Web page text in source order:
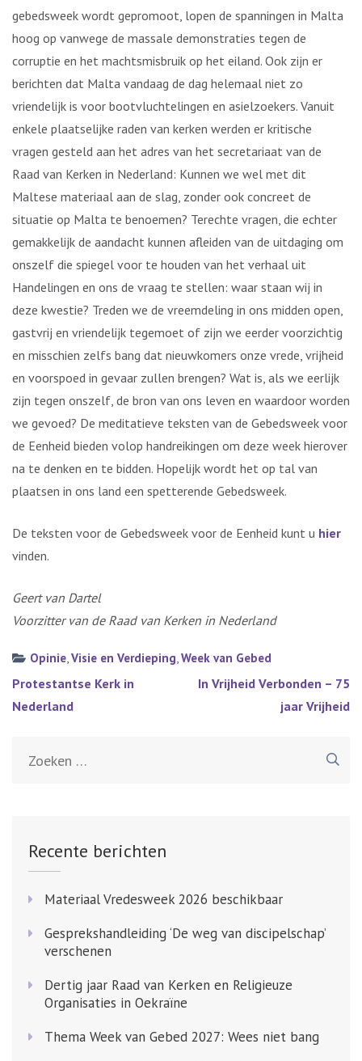
gebedsweek wordt gepromoot, lopen de spanningen in Malta
hoog op vanwege de massale demonstraties tegen de
corruptie en het machtsmisbruik op het eiland. Ook zijn er
berichten dat Malta vandaag de dag helemaal niet zo
vriendelijk is voor bootvluchtelingen en asielzoekers. Vanuit
enkele plaatselijke raden van kerken werden er kritische
vragen gesteld aan het adres van het secretariaat van de
Raad van Kerken in Nederland: Kunnen we wel met dit
Maltese materiaal aan de slag, zonder ook concreet de
situatie op Malta te benoemen? Terechte vragen, die echter
gemakkelijk de aandacht kunnen afleiden van de uitdaging om
onszelf die spiegel voor te houden van het verhaal uit
Handelingen en ons de vraag te stellen: waar staan wij in
deze kwestie? Treden we de vreemdeling in ons midden open,
gastvrij en vriendelijk tegemoet of zijn we eerder voorzichtig
en misschien zelfs bang dat nieuwkomers onze vrede, vrijheid
en voorspoed in gevaar zullen brengen? Wat is, als we eerlijk
zijn tegen onszelf, de bron van ons leven en waardoor worden
we gevoed? De meditatieve teksten van de Gebedsweek voor
de Eenheid bieden volop handreikingen om deze week hierover
na te denken en te bidden. Hopelijk wordt het op tal van
plaatsen in ons land een spetterende Gebedsweek.
De teksten voor de Gebedsweek voor de Eenheid kunt u hier
vinden.
Geert van Dartel
Voorzitter van de Raad van Kerken in Nederland
Opinie,Visie en Verdieping,Week van Gebed
Bericht
navigatie
Protestantse Kerk in
Nederland
In Vrijheid Verbonden – 75
jaar Vrijheid
Recente berichten
Materiaal Vredesweek 2026 beschikbaar
Gesprekshandleiding ‘De weg van discipelschap’
verschenen
Dertig jaar Raad van Kerken en Religieuze
Organisaties in Oekraïne
Thema Week van Gebed 2027: Wees niet bang